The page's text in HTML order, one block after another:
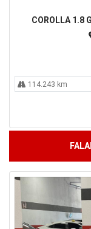
COROLLA 1.8
114.243 km